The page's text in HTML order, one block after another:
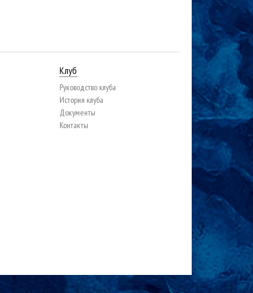
Клуб
Руководство клуба
История клуба
Документы
Контакты